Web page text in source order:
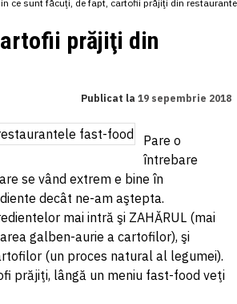
= 0.6668 RON
= 0.0860 RON
= 0.3047 RON
MXN= 0.2227 RON
= 0.4191 RON
= 1.1646 RON
= 0.0530 RON
= 0.4526 RON
= 0.1141 RON
= 0.1048 RON
= 5.9383 RON
= 0.2318 RON
ce sunt făcuţi, de fapt, cartofii prăjiţi din
prăjiţi din
Publicat la 19 sepembrie 2018
Pare o
întrebare
se vând extrem e bine în
decât ne-am aştepta.
mai intră şi ZAHĂRUL (mai
galben-aurie a cartofilor), şi
(un proces natural al legumei).
prăjiţi, lângă un meniu fast-food veţi